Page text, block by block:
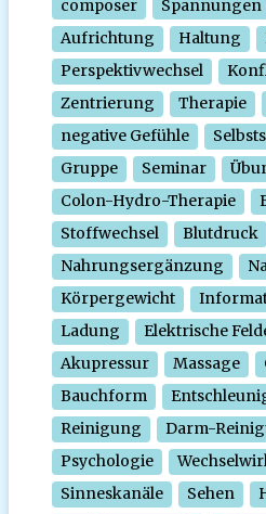
composer Spannungen
Aufrichtung
Haltung
Perspektivwechsel
Zentrierung
Therapie
negative Gefühle
Gruppe
Seminar
Colon-Hydro-Therapie
Stoffwechsel
Blutdruck
Nahrungsergänzung
Körpergewicht
Ladung
Elektrische
Akupressur
Massage
Bauchform
Reinigung
Darm-
Psychologie
Sinneskanäle
Sehen